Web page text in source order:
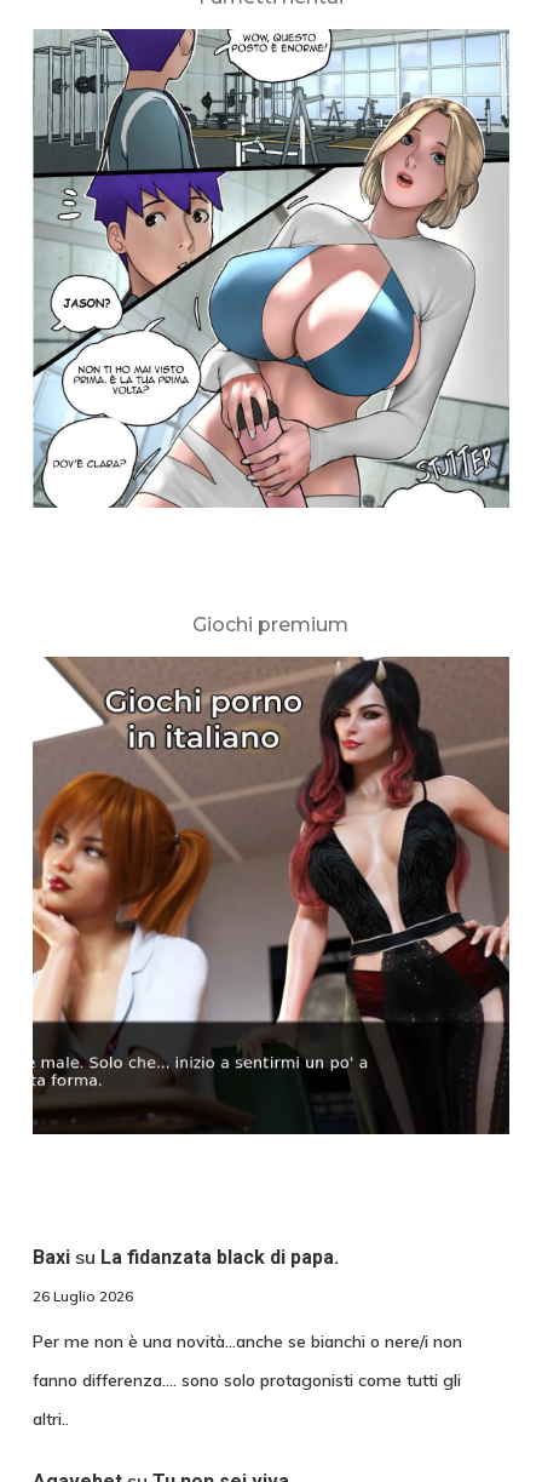
Giochi premium
Baxisu La fidanzata black di papa.
26 Luglio 2026
Per me non è una novità...anche se bianchi o nere/i non
fanno differenza.... sono solo protagonisti come tutti gli
altri..